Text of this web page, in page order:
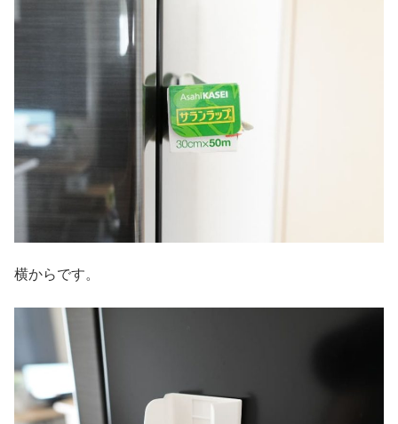
横からです。